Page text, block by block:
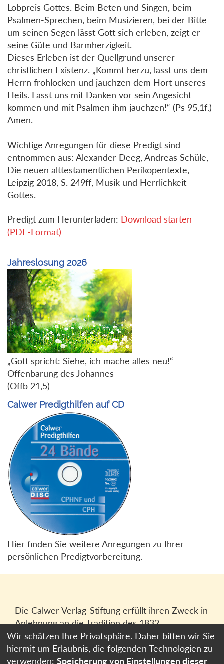
Lobpreis Gottes. Beim Beten und Singen, beim
Psalmen-Sprechen, beim Musizieren, bei der Bitte
um seinen Segen lässt Gott sich erleben, zeigt er
seine Güte und Barmherzigkeit.
Dieses Erleben ist der Quellgrund unserer
christlichen Existenz. „Kommt herzu, lasst uns dem
Herrn frohlocken und jauchzen dem Hort unseres
Heils. Lasst uns mit Danken vor sein Angesicht
kommen und mit Psalmen ihm jauchzen!“ (Ps 95,1f.)
Amen.
Wichtige Anregungen für diese Predigt sind
entnommen aus: Alexander Deeg, Andreas Schüle,
Die neuen alttestamentlichen Perikopentexte,
Leipzig 2018, S. 249ff, Musik und Herrlichkeit
Gottes.
Predigt zum Herunterladen: Download starten
(PDF-Format)
Jahreslosung 2026
„Gott spricht: Siehe, ich mache alles neu!“
Offenbarung des Johannes
(Offb 21,5)
Calwer Predigthilfen auf CD
Hier finden Sie weitere Anregungen zu Ihrer
persönlichen Predigtvorbereitung.
Die Calwer Verlag-Stiftung erfüllt ihren Zweck in
Anlehnung an die Tradition des 1832
gegründeten Calwer Verlagsvereins, der
heutigen Calwer Verlag Bücher und Medien
GmbHin Stuttgart.
Wir schätzen Ihre Privatsphäre. Daher bitten wir Sie
hiermit um Erlaubnis, die folgenden Technologien zu
verwenden: Speicherung von Einstellungen dieser